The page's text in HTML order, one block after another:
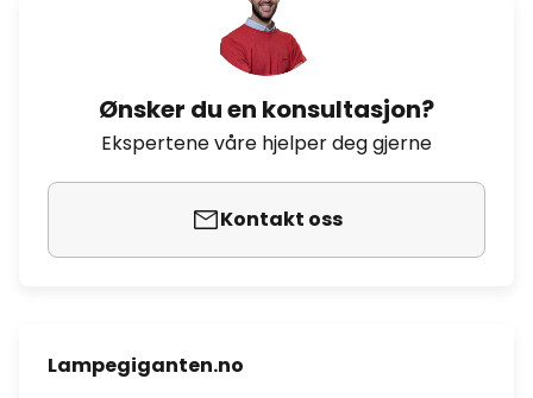
Ønsker du en konsultasjon?
Ekspertene våre hjelper deg gjerne
Kontakt oss
Lampegiganten.no